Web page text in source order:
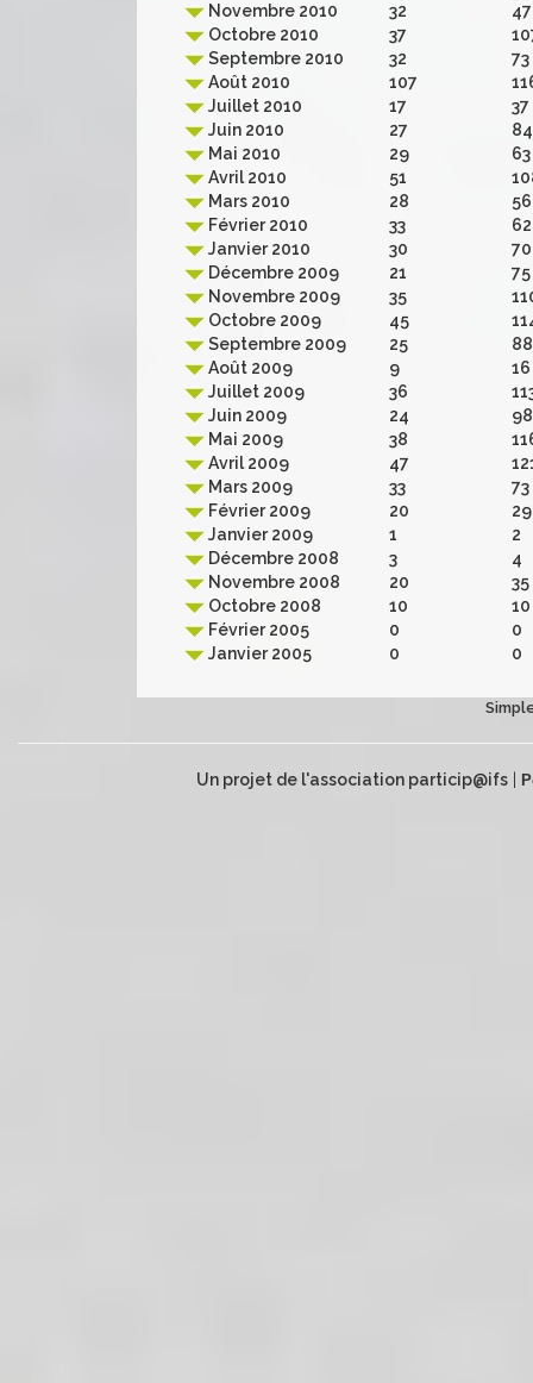
Novembre 2010
32
47
Octobre 2010
37
Septembre 2010
32
73
Août 2010
107
Juillet 2010
17
37
Juin 2010
27
84
Mai 2010
29
63
Avril 2010
51
Mars 2010
28
56
Février 2010
33
62
Janvier 2010
30
70
Décembre 2009
21
75
Novembre 2009
35
Octobre 2009
45
Septembre 2009
25
88
Août 2009
9
16
Juillet 2009
36
Juin 2009
24
98
Mai 2009
38
Avril 2009
47
Mars 2009
33
73
Février 2009
20
29
Janvier 2009
1
2
Décembre 2008
3
4
Novembre 2008
20
35
Octobre 2008
10
10
Février 2005
0
0
Janvier 2005
0 0
Un projet de l'association particip@ifs